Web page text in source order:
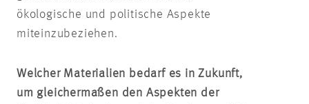
ökologische und politische Aspekte
miteinzubeziehen.
Welcher Materialien bedarf es in Zukunft,
um gleichermaßen den Aspekten der